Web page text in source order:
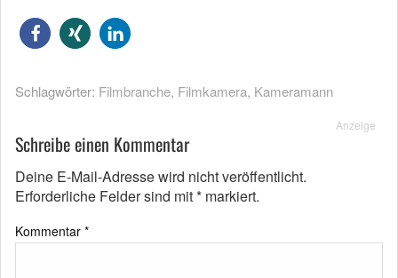
Schlagwörter: Filmbranche, Filmkamera, Kameramann
Anzeige
Schreibe einen Kommentar
Deine E-Mail-Adresse wird nicht veröffentlicht.
Erforderliche Felder sind mit* markiert.
Kommentar *